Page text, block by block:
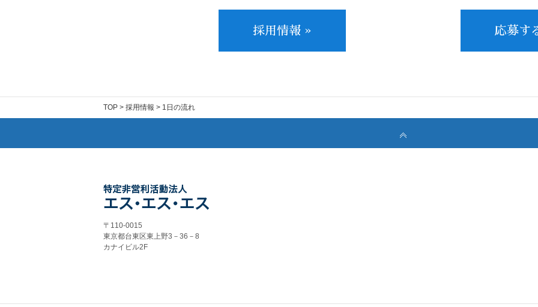
採用情報 » 応募す
TOP > 採用情報 > 1日の流れ
〒110-0015
東京都台東区東上野3－36－8
カナイビル2F